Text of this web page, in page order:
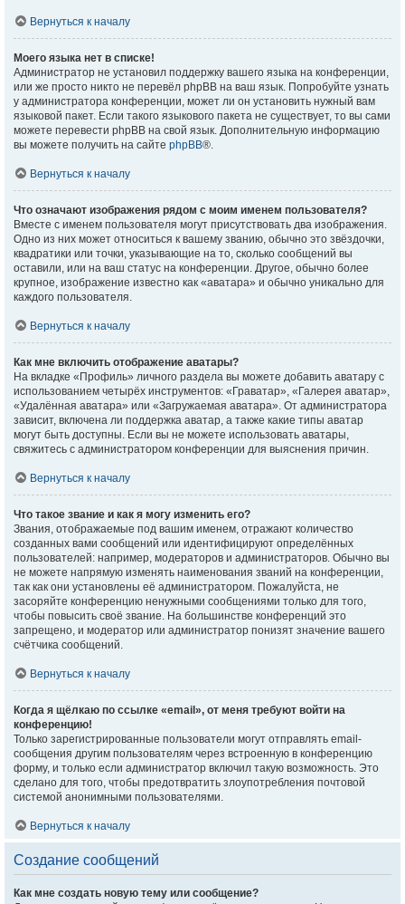
Вернуться к началу
Моего языка нет в списке!
Администратор не установил поддержку вашего языка на конференции,
или же просто никто не перевёл phpBB на ваш язык. Попробуйте узнать
у администратора конференции, может ли он установить нужный вам
языковой пакет. Если такого языкового пакета не существует, то вы сами
можете перевести phpBB на свой язык. Дополнительную информацию
вы можете получить на сайте phpBB®.
Вернуться к началу
Что означают изображения рядом с моим именем пользователя?
Вместе с именем пользователя могут присутствовать два изображения.
Одно из них может относиться к вашему званию, обычно это звёздочки,
квадратики или точки, указывающие на то, сколько сообщений вы
оставили, или на ваш статус на конференции. Другое, обычно более
крупное, изображение известно как «аватара» и обычно уникально для
каждого пользователя.
Вернуться к началу
Как мне включить отображение аватары?
На вкладке «Профиль» личного раздела вы можете добавить аватару с
использованием четырёх инструментов: «Граватар», «Галерея аватар»,
«Удалённая аватара» или «Загружаемая аватара». От администратора
зависит, включена ли поддержка аватар, а также какие типы аватар
могут быть доступны. Если вы не можете использовать аватары,
свяжитесь с администратором конференции для выяснения причин.
Вернуться к началу
Что такое звание и как я могу изменить его?
Звания, отображаемые под вашим именем, отражают количество
созданных вами сообщений или идентифицируют определённых
пользователей: например, модераторов и администраторов. Обычно вы
не можете напрямую изменять наименования званий на конференции,
так как они установлены её администратором. Пожалуйста, не
засоряйте конференцию ненужными сообщениями только для того,
чтобы повысить своё звание. На большинстве конференций это
запрещено, и модератор или администратор понизят значение вашего
счётчика сообщений.
Вернуться к началу
Когда я щёлкаю по ссылке «email», от меня требуют войти на
конференцию!
Только зарегистрированные пользователи могут отправлять email-
сообщения другим пользователям через встроенную в конференцию
форму, и только если администратор включил такую возможность. Это
сделано для того, чтобы предотвратить злоупотребления почтовой
системой анонимными пользователями.
Вернуться к началу
Создание сообщений
Как мне создать новую тему или сообщение?